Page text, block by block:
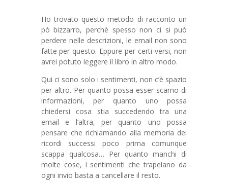
Ho trovato questo metodo di racconto un
pò bizzarro, perchè spesso non ci si può
perdere nelle descrizioni, le email non sono
fatte per questo. Eppure per certi versi, non
avrei potuto leggere il libro in altro modo.
Qui ci sono solo i sentimenti, non c’è spazio
per altro. Per quanto possa esser scarno di
informazioni, per quanto uno possa
chiedersi cosa stia succedendo tra una
email e l’altra, per quanto uno possa
pensare che richiamando alla memoria dei
ricordi successi poco prima comunque
scappa qualcosa… Per quanto manchi di
molte cose, i sentimenti che trapelano da
ogni invio basta a cancellare il resto.